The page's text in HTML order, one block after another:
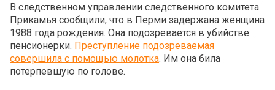
В следственном управлении следственного комитета
Прикамья сообщили, что в Перми задержана женщина
1988 года рождения. Она подозревается в убийстве
пенсионерки. Преступление подозреваемая
совершила с помощью молотка. Им она била
потерпевшую по голове.